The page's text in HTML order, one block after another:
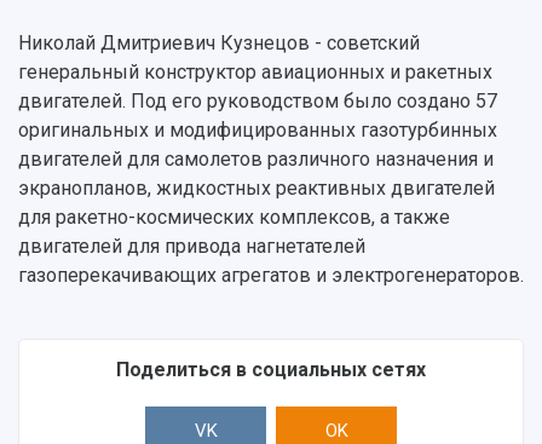
Николай Дмитриевич Кузнецов - советский
генеральный конструктор авиационных и ракетных
двигателей. Под его руководством было создано 57
оригинальных и модифицированных газотурбинных
двигателей для самолетов различного назначения и
экранопланов, жидкостных реактивных двигателей
для ракетно-космических комплексов, а также
двигателей для привода нагнетателей
газоперекачивающих агрегатов и электрогенераторов.
Поделиться в социальных сетях
VK OK